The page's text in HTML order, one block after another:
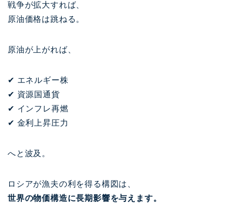
戦争が拡大すれば、
原油価格は跳ねる。
原油が上がれば、
✔ エネルギー株
✔ 資源国通貨
✔ インフレ再燃
✔ 金利上昇圧力
へと波及。
ロシアが漁夫の利を得る構図は、
世界の物価構造に長期影響を与えます。